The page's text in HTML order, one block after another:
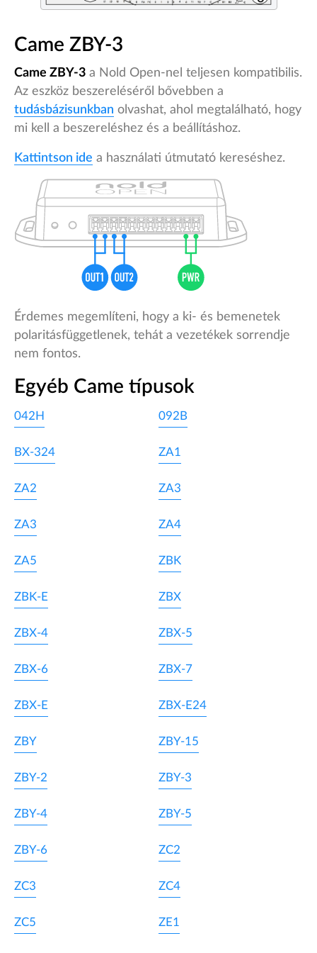
Came ZBY-3
Came ZBY-3 a Nold Open-nel teljesen kompatibilis.
Az eszköz beszereléséről bővebben a
tudásbázisunkban olvashat, ahol megtalálható, hogy
mi kell a beszereléshez és a beállításhoz.
Kattintson ide a használati útmutató kereséshez.
Érdemes megemlíteni, hogy a ki- és bemenetek
polaritásfüggetlenek, tehát a vezetékek sorrendje
nem fontos.
Egyéb Came típusok
042H 092B
BX-324 ZA1
ZA2 ZA3
ZA3 ZA4
ZA5 ZBK
ZBK-E ZBX
ZBX-4 ZBX-5
ZBX-6 ZBX-7
ZBX-E ZBX-E24
ZBY ZBY-15
ZBY-2 ZBY-3
ZBY-4 ZBY-5
ZBY-6 ZC2
ZC3 ZC4
ZC5 ZE1